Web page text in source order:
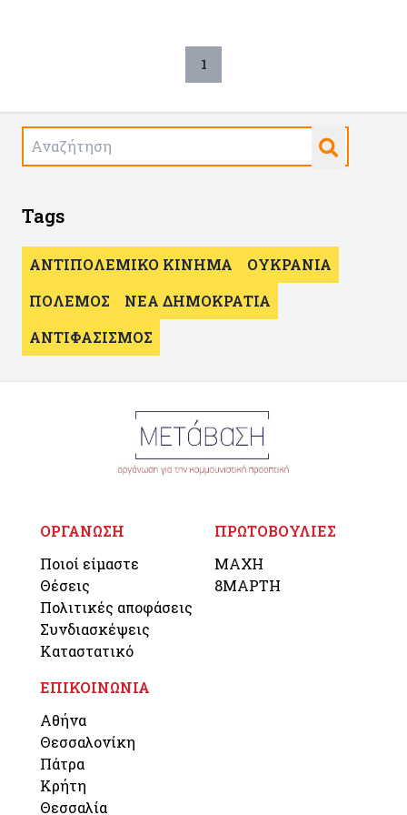
1
Tags
ΑΝΤΙΠΟΛΕΜΙΚΟ ΚΙΝΗΜΑ
ΟΥΚΡΑΝΙΑ
ΠΟΛΕΜΟΣ
ΝΕΑ ΔΗΜΟΚΡΑΤΙΑ
ΑΝΤΙΦΑΣΙΣΜΟΣ
ΟΡΓΑΝΩΣΗ
Ποιοί είμαστε
Θέσεις
Πολιτικές αποφάσεις
Συνδιασκέψεις
Καταστατικό
ΠΡΩΤΟΒΟΥΛΙΕΣ
ΜΑΧΗ
8ΜΑΡΤΗ
ΕΠΙΚΟΙΝΩΝΙΑ
Αθήνα
Θεσσαλονίκη
Πάτρα
Κρήτη
Θεσσαλία